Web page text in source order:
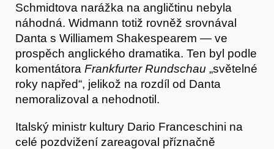
Schmidtova narážka na angličtinu nebyla
náhodná. Widmann totiž rovněž srovnával
Danta s Williamem Shakespearem — ve
prospěch anglického dramatika. Ten byl podle
komentátora Frankfurter Rundschau „světelné
roky napřed“, jelikož na rozdíl od Danta
nemoralizoval a nehodnotil.
Italský ministr kultury Dario Franceschini na
celé pozdvižení zareagoval příznačně